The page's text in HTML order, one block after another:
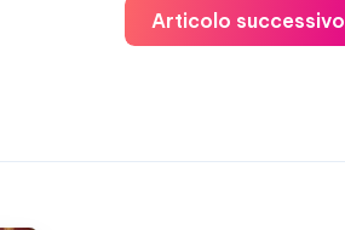
Articolo successivo